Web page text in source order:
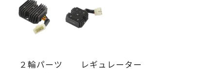
２輪パーツ
レギュレーター